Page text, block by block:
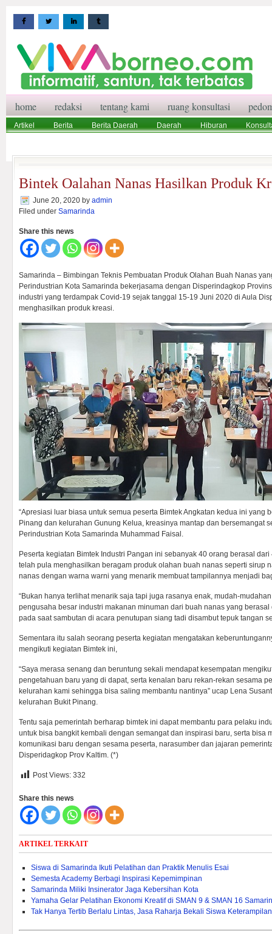
home redaksi tentang kami ruang konsultasi
Artikel Berita Berita Daerah Daerah Hiburan
Bintek Oalahan Nanas Hasilkan Produk
June 20, 2020 by admin
Filed under Samarinda
Share this news
Samarinda – Bimbingan Teknis Pembuatan Produk Olahan Buah Nanas
Perindustrian Kota Samarinda bekerjasama dengan Disperindagkop
industri yang terdampak Covid-19 sejak tanggal 15-19 Juni 2020 di Aula
menghasilkan produk kreasi.
“Apresiasi luar biasa untuk semua peserta Bimtek Angkatan kedua ini yang
Pinang dan kelurahan Gunung Kelua, kreasinya mantap dan bersemangat
Perindustrian Kota Samarinda Muhammad Faisal.
Peserta kegiatan Bimtek Industri Pangan ini sebanyak 40 orang berasal
telah pula menghasilkan beragam produk olahan buah nanas seperti sirup
nanas dengan warna warni yang menarik membuat tampilannya menjadi
“Bukan hanya terlihat menarik saja tapi juga rasanya enak, mudah-
pengusaha besar industri makanan minuman dari buah nanas yang berasal
pada saat sambutan di acara penutupan siang tadi disambut tepuk tangan
Sementara itu salah seorang peserta kegiatan mengatakan
mengikuti kegiatan Bimtek ini,
“Saya merasa senang dan beruntung sekali mendapat kesempatan
pengetahuan baru yang di dapat, serta kenalan baru rekan-rekan sesama
kelurahan kami sehingga bisa saling membantu nantinya” ucap Lena
kelurahan Bukit Pinang.
Tentu saja pemerintah berharap bimtek ini dapat membantu para pelaku
untuk bisa bangkit kembali dengan semangat dan inspirasi baru, serta bisa
komunikasi baru dengan sesama peserta, narasumber dan jajaran
Disperidagkop Prov Kaltim. (*)
Post Views: 332
Share this news
ARTIKEL TERKAIT
Siswa di Samarinda Ikuti Pelatihan dan Praktik Menulis Esai
Semesta Academy Berbagi Inspirasi Kepemimpinan
Samarinda Miliki Insinerator Jaga Kebersihan Kota
Yamaha Gelar Pelatihan Ekonomi Kreatif di SMAN 9 & SMAN 16
Tak Hanya Tertib Berlalu Lintas, Jasa Raharja Bekali Siswa